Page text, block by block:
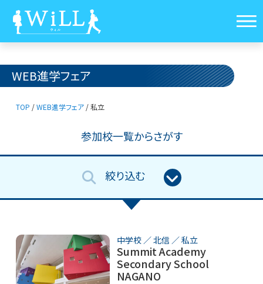
WEB進学フェア
TOP /WEB進学フェア/私立
参加校一覧からさがす
絞り込む 
中学校／北信 ／私立
Summit Academy
Secondary School
NAGANO